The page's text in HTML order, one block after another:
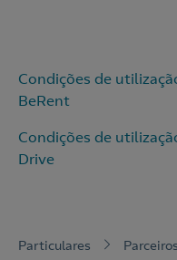
Condições de
BeRent
Condições de
Drive
Particulares